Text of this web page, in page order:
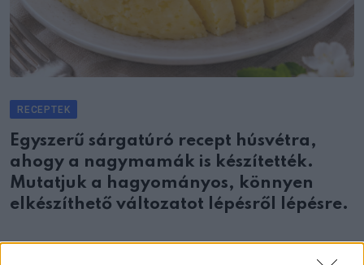
RECEPTEK
Egyszerű sárgatúró recept húsvétra,
ahogy a nagymamák is készítették.
Mutatjuk a hagyományos, könnyen
elkészíthető változatot lépésről lépésre.